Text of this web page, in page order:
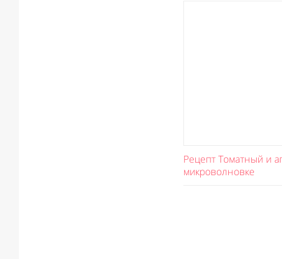
Рецепт Томатный и
микроволновке